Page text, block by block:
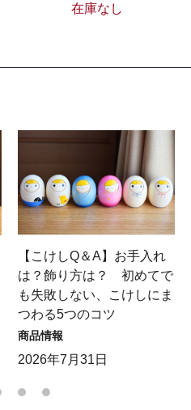
在庫なし
【こけしQ＆A】お手入れ
は？飾り方は？ 初めてで
も失敗しない、こけしにま
つわる5つのコツ
商品情報
2026年7月31日